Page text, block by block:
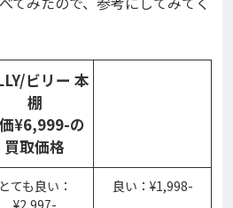
ビリー 本
棚
¥6,999-の
買取価格
とても良い：
良い：¥1,998-